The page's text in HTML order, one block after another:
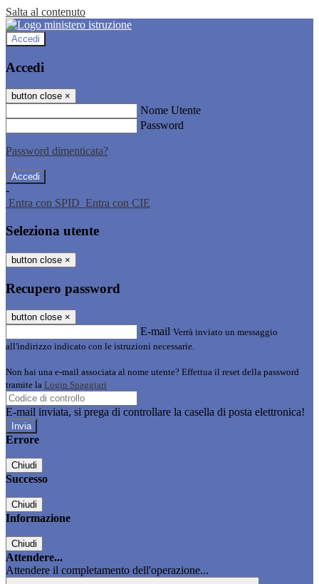
Salta al contenuto
Accedi
Accedi
button close ×
Nome Utente
Password
Password dimenticata?
-
Entra con SPID Entra con CIE
Seleziona utente
button close ×
Recupero password
button close ×
E-mail Verrà inviato un messaggio
all'indirizzo indicato con le istruzioni necessarie.
Non hai una e-mail associata al nome utente? Effettua il reset della password
tramite la Login Spaggiari
E-mail inviata, si prega di controllare la casella di posta elettronica!
Errore
Chiudi
Successo
Chiudi
Informazione
Chiudi
Attendere...
Attendere il completamento dell'operazione...